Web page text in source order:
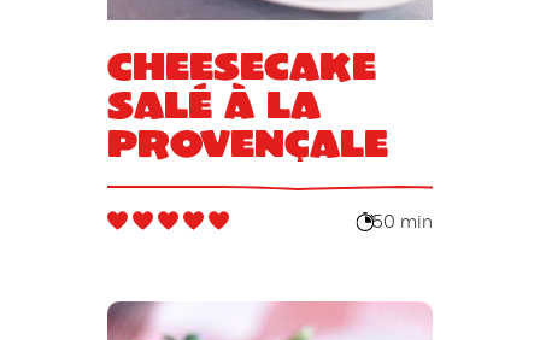
Cheesecake
Salé à la
Provençale
50 min